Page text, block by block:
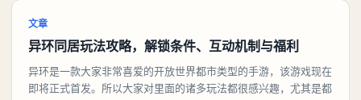
文章
异环同居玩法攻略，解锁条件、互动机制与福利
异环是一款大家非常喜爱的开放世界都市类型的手游，该游戏现在
即将正式首发。所以大家对里面的诸多玩法都很感兴趣，尤其是都